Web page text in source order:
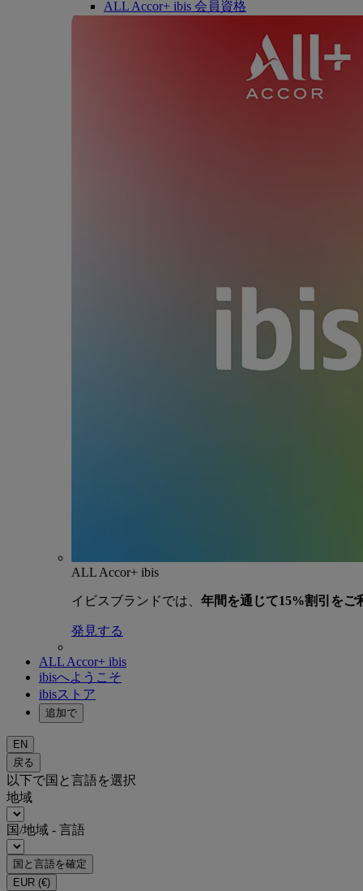
ALL Accor+ ibis 会員資格
ALL Accor+ ibis
イビスブランドでは、 年間を通じて15%割引をご
発見する
ALL Accor+ ibis
ibisへようこそ
ibisストア
追加で
EN
戻る
以下で国と言語を選択
地域
国/地域 - 言語
国と言語を確定
EUR (€)